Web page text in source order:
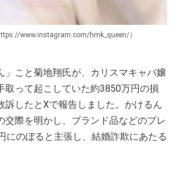
www.instagram.com/hmk_queen/）
」こと菊地翔氏が、カリスマキャバ嬢
取って起こしていた約3850万円の損
訴したとXで報告しました。かけるん
交際を明かし、ブランド品などのプレ
にのぼると主張し、結婚詐欺にあたる